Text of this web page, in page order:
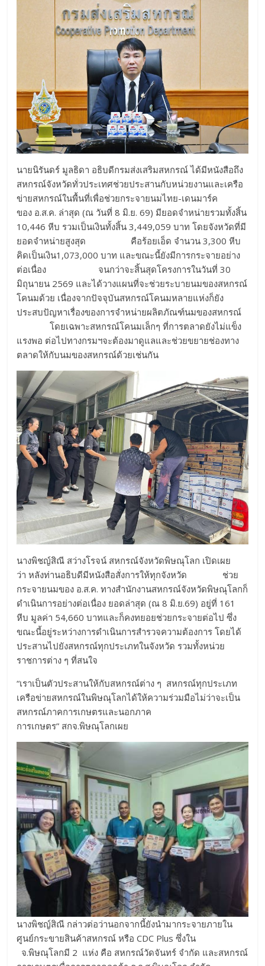
นายนิรันดร์ มูลธิดา อธิบดีกรมส่งเสริมสหกรณ์ ได้มีหนังสือถึง
สหกรณ์จังหวัดทั่วประเทศช่วยประสานกับหน่วยงานและเครือ
ข่ายสหกรณ์ในพื้นที่เพื่อช่วยกระจายนมไทย-เดนมาร์ค
ของ อ.ส.ค. ล่าสุด (ณ วันที่ 8 มิ.ย. 69) มียอดจำหน่ายรวมทั้งสิ้น
10,446 หีบ รวมเป็นเงินทั้งสิ้น 3,449,059 บาท โดยจังหวัดที่มี
ยอดจำหน่ายสูงสุด คือร้อยเอ็ด จำนวน 3,300 หีบ
คิดเป็นเงิน1,073,000 บาท และขณะนี้ยังมีการกระจายอย่าง
ต่อเนื่อง จนกว่าจะสิ้นสุดโครงการในวันที่ 30
มิถุนายน 2569 และได้วางแผนที่จะช่วยระบายนมของสหกรณ์
โคนมด้วย เนื่องจากปัจจุบันสหกรณ์โคนมหลายแห่งก็ยัง
ประสบปัญหาเรื่องของการจำหน่ายผลิตภัณฑ์นมของสหกรณ์
โดยเฉพาะสหกรณ์โคนมเล็กๆ ที่การตลาดยังไม่แข็ง
แรงพอ ต่อไปทางกรมฯจะต้องมาดูแลและช่วยขยายช่องทาง
ตลาดให้กับนมของสหกรณ์ด้วยเช่นกัน
นางพิชญ์สิณี สว่างโรจน์ สหกรณ์จังหวัดพิษณุโลก เปิดเผย
ว่า หลังท่านอธิบดีมีหนังสือสั่งการให้ทุกจังหวัด ช่วย
กระจายนมของ อ.ส.ค. ทางสำนักงานสหกรณ์จังหวัดพิษณุโลกก็
ดำเนินการอย่างต่อเนื่อง ยอดล่าสุด (ณ 8 มิ.ย.69) อยู่ที่ 161
หีบ มูลค่า 54,660 บาทและก็คงทยอยช่วยกระจายต่อไป ซึ่ง
ขณะนี้อยู่ระหว่างการดำเนินการสำรวจความต้องการ โดยได้
ประสานไปยังสหกรณ์ทุกประเภทในจังหวัด รวมทั้งหน่วย
ราชการต่าง ๆ ที่สนใจ
“เราเป็นตัวประสานให้กับสหกรณ์ต่าง ๆ สหกรณ์ทุกประเภท
เครือข่ายสหกรณ์ในพิษณุโลกได้ให้ความร่วมมือไม่ว่าจะเป็น
สหกรณ์ภาคการเกษตรและนอกภาค
การเกษตร” สกจ.พิษณุโลกเผย
นางพิชญ์สิณี กล่าวต่อว่านอกจากนี้ยังนำมากระจายภายใน
ศูนย์กระขายสินค้าสหกรณ์ หรือ CDC Plus ซึ่งใน
จ.พิษณุโลกมี 2 แห่ง คือ สหกรณ์วัดจันทร์ จำกัด และสหกรณ์